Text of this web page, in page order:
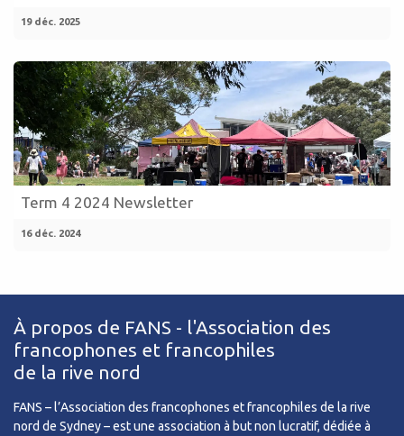
19 déc. 2025
Term 4 2024 Newsletter
16 déc. 2024
À propos de FANS - l'Association des
francophones et francophiles
de la rive nord
FANS – l’Association des francophones et francophiles de la rive
nord de Sydney – est une association à but non lucratif, dédiée à